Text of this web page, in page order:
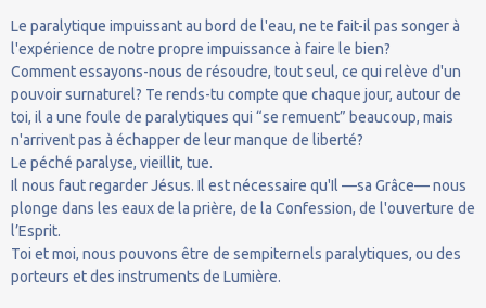
Le paralytique impuissant au bord de l'eau, ne te fait-il pas songer à
l'expérience de notre propre impuissance à faire le bien?
Comment essayons-nous de résoudre, tout seul, ce qui relève d'un
pouvoir surnaturel? Te rends-tu compte que chaque jour, autour de
toi, il a une foule de paralytiques qui “se remuent” beaucoup, mais
n'arrivent pas à échapper de leur manque de liberté?
Le péché paralyse, vieillit, tue.
Il nous faut regarder Jésus. Il est nécessaire qu'Il —sa Grâce— nous
plonge dans les eaux de la prière, de la Confession, de l'ouverture de
l’Esprit.
Toi et moi, nous pouvons être de sempiternels paralytiques, ou des
porteurs et des instruments de Lumière.